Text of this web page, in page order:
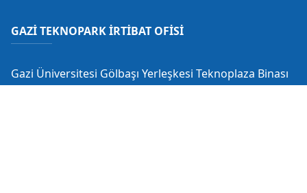
GAZİ TEKNOPARK İRTİBAT OFİSİ
Gazi Üniversitesi Gölbaşı Yerleşkesi Teknoplaza Binası
Gölbaşı/ANKARA